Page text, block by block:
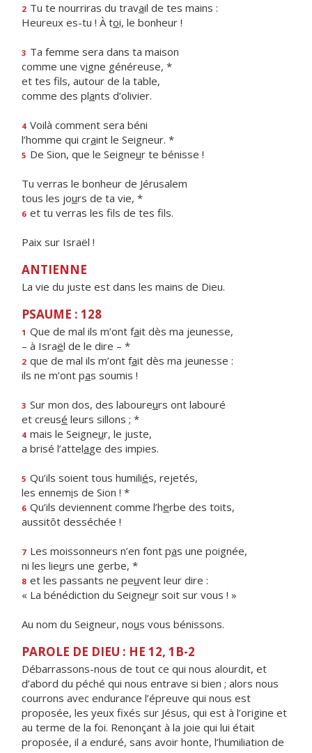
2 Tu te nourriras du travail de tes mains :
Heureux es-tu ! À toi, le bonheur !
3 Ta femme sera dans ta maison
comme une vigne généreuse, *
et tes fils, autour de la table,
comme des plants d’olivier.
4 Voilà comment sera béni
l’homme qui craint le Seigneur. *
5 De Sion, que le Seigneur te bénisse !
Tu verras le bonheur de Jérusalem
tous les jours de ta vie, *
6 et tu verras les fls de tes fils.
Paix sur Israël !
ANTIENNE
La vie du juste est dans les mains de Dieu.
PSAUME : 128
1 Que de mal ils m’ont fait dès ma jeunesse,
– à Israël de le dire – *
2 que de mal ils m’ont fait dès ma jeunesse :
ils ne m’ont pas soumis !
3 Sur mon dos, des laboureurs ont labouré
et creusé leurs sillons ; *
4 mais le Seigneur, le juste,
a brisé l’attelage des impies.
5 Qu’ils soient tous humiliés, rejetés,
les ennemis de Sion ! *
6 Qu’ils deviennent comme l’herbe des toits,
aussitôt desséchée !
7 Les moissonneurs n’en font pas une poignée,
ni les lieurs une gerbe, *
8 et les passants ne peuvent leur dire :
« La bénédiction du Seigneur soit sur vous ! »
Au nom du Seigneur, nous vous bénissons.
PAROLE DE DIEU : HE 12, 1B-2
Débarrassons-nous de tout ce qui nous alourdit, et
d’abord du péché qui nous entrave si bien ; alors nous
courrons avec endurance l’épreuve qui nous est
proposée, les yeux fixés sur Jésus, qui est à l’origine et
au terme de la foi. Renonçant à la joie qui lui était
proposée, il a enduré, sans avoir honte, l’humiliation de